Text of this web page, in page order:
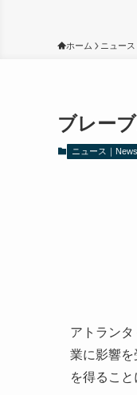
ホーム ニュー
ブレー
ニュース｜News
アトラン
業に影響
を得ること